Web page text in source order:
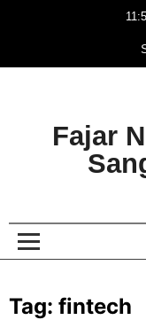
Fajar
Tag: fintech